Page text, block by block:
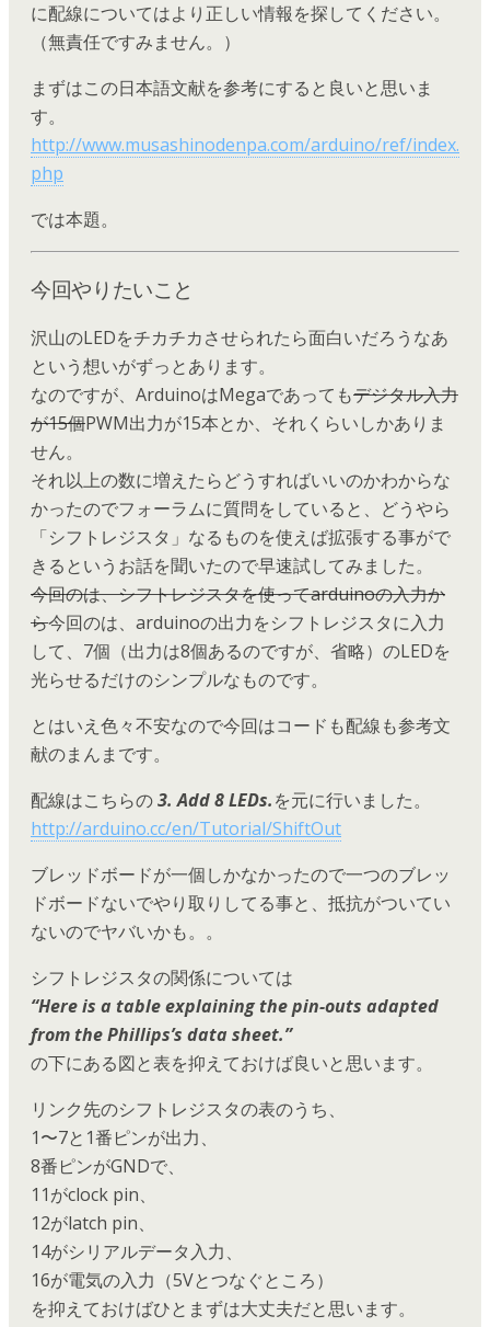
に配線についてはより正しい情報を探してください。
（無責任ですみません。）
まずはこの日本語文献を参考にすると良いと思いま
す。
http://www.musashinodenpa.com/arduino/ref/index.
php
では本題。
今回やりたいこと
沢山のLEDをチカチカさせられたら面白いだろうなあ
という想いがずっとあります。
なのですが、ArduinoはMegaであってもデジタル入力
が15個PWM出力が15本とか、それくらいしかありま
せん。
それ以上の数に増えたらどうすればいいのかわからな
かったのでフォーラムに質問をしていると、どうやら
「シフトレジスタ」なるものを使えば拡張する事がで
きるというお話を聞いたので早速試してみました。
今回のは、シフトレジスタを使ってarduinoの入力か
ら今回のは、arduinoの出力をシフトレジスタに入力
して、7個（出力は8個あるのですが、省略）のLEDを
光らせるだけのシンプルなものです。
とはいえ色々不安なので今回はコードも配線も参考文
献のまんまです。
配線はこちらの3. Add 8 LEDs.を元に行いました。
http://arduino.cc/en/Tutorial/ShiftOut
ブレッドボードが一個しかなかったので一つのブレッ
ドボードないでやり取りしてる事と、抵抗がついてい
ないのでヤバいかも。。
シフトレジスタの関係については
“Here is a table explaining the pin-outs adapted
from the Phillips’s data sheet.”
の下にある図と表を抑えておけば良いと思います。
リンク先のシフトレジスタの表のうち、
1〜7と1番ピンが出力、
8番ピンがGNDで、
11がclock pin、
12がlatch pin、
14がシリアルデータ入力、
16が電気の入力（5Vとつなぐところ）
を抑えておけばひとまずは大丈夫だと思います。